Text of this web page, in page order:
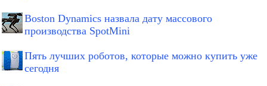
Boston Dynamics назвала дату массового
производства SpotMini
Пять лучших роботов, которые можно купить уже
сегодня